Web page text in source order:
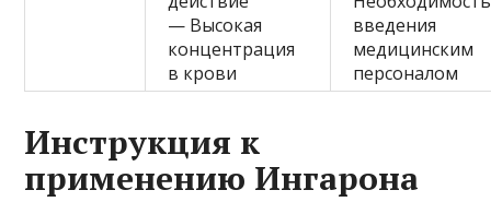
— Высокая
концентрация
в крови
введения
медицинским
персоналом
Инструкция к
применению Ингарона